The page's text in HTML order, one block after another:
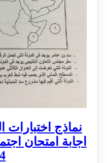
نماذج
اجابة امتحان